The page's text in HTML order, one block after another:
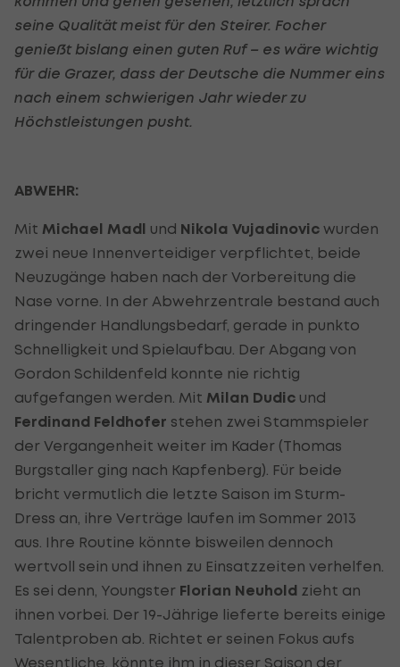
seine Qualität meist für den Steirer. Focher
genießt bislang einen guten Ruf – es wäre wichtig
für die Grazer, dass der Deutsche die Nummer eins
nach einem schwierigen Jahr wieder zu
Höchstleistungen pusht.
ABWEHR:
Mit Michael Madl und Nikola Vujadinovic wurden
zwei neue Innenverteidiger verpflichtet, beide
Neuzugänge haben nach der Vorbereitung die
Nase vorne. In der Abwehrzentrale bestand auch
dringender Handlungsbedarf, gerade in punkto
Schnelligkeit und Spielaufbau. Der Abgang von
Gordon Schildenfeld konnte nie richtig
aufgefangen werden. Mit Milan Dudic und
Ferdinand Feldhofer stehen zwei Stammspieler
der Vergangenheit weiter im Kader (Thomas
Burgstaller ging nach Kapfenberg). Für beide
bricht vermutlich die letzte Saison im Sturm-
Dress an, ihre Verträge laufen im Sommer 2013
aus. Ihre Routine könnte bisweilen dennoch
wertvoll sein und ihnen zu Einsatzzeiten verhelfen.
Es sei denn, Youngster Florian Neuhold zieht an
ihnen vorbei. Der 19-Jährige lieferte bereits einige
Talentproben ab. Richtet er seinen Fokus aufs
Wesentliche, könnte ihm in dieser Saison der